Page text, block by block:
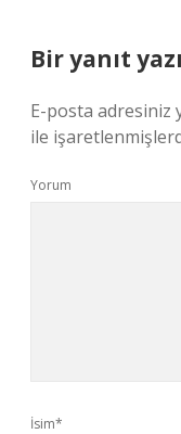
Bir yanıt
E-posta adresiniz
ile
Yorum
İsim*